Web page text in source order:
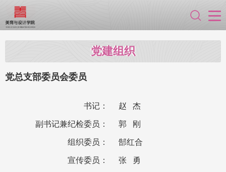
党建组织
党总支部委员会委员
书记： 赵 杰
副书记兼纪检委员： 郭 刚
组织委员： 郜红合
宣传委员： 张 勇